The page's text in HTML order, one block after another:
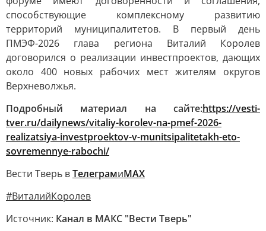
способствующие комплексному развитию
территорий муниципалитетов. В первый день
ПМЭФ-2026 глава региона Виталий Королев
договорился о реализации инвестпроектов, дающих
около 400 новых рабочих мест жителям округов
Верхневолжья.
Подробный материал на сайте:https://vesti-
tver.ru/dailynews/vitaliy-korolev-na-pmef-2026-
realizatsiya-investproektov-v-munitsipalitetakh-eto-
sovremennye-rabochi/
Вести Тверь вТелеграмиМАХ
#ВиталийКоролев
Источник: Канал в МАКС "Вести Тверь"